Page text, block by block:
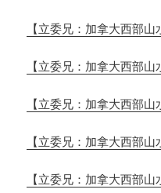
【立委兄：加拿大西部山
【立委兄：加拿大西部山
【立委兄：加拿大西部山
【立委兄：加拿大西部山
【立委兄：加拿大西部山